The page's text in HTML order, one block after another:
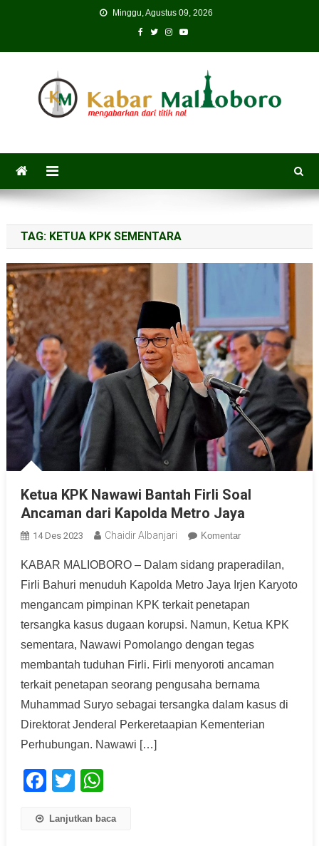
Minggu, Agustus 09, 2026
TAG: KETUA KPK SEMENTARA
Ketua KPK Nawawi Bantah Firli Soal
Ancaman dari Kapolda Metro Jaya
14 Des 2023 Chaidir Albanjari Komentar
KABAR MALIOBORO – Dalam sidang praperadilan,
Firli Bahuri menuduh Kapolda Metro Jaya Irjen Karyoto
mengancam pimpinan KPK terkait penetapan
tersangka kasus dugaan korupsi. Namun, Ketua KPK
sementara, Nawawi Pomolango dengan tegas
membantah tuduhan Firli. Firli menyoroti ancaman
terkait penetapan seorang pengusaha bernama
Muhammad Suryo sebagai tersangka dalam kasus di
Direktorat Jenderal Perkeretaapian Kementerian
Perhubungan. Nawawi […]
Facebook
Twitter
Lanjutkan baca